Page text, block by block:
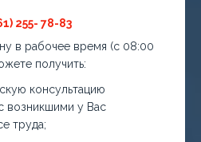
255- 78-83
в рабочее время (с 08:00
получить:
консультацию
возникшими у Вас
труда;